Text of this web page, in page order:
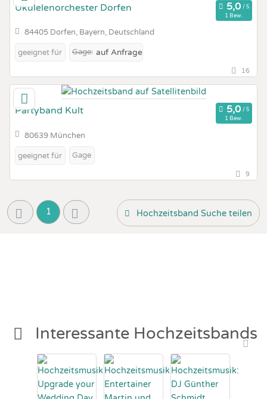
Ukulelenorchester Dorfen
1 Bew.
84405 Dorfen, Bayern, Deutschland
geeignet für Gage: auf Anfrage
16
Partyband Kult
1 Bew.
80639 München
geeignet für Gage
9
1 Hochzeitsband Suche teilen
Interessante Hochzeitsbands